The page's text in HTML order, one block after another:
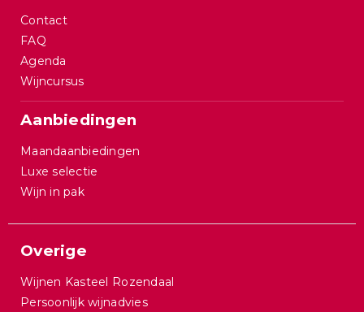
Contact
FAQ
Agenda
Wijncursus
Aanbiedingen
Maandaanbiedingen
Luxe selectie
Wijn in pak
Overige
Wijnen Kasteel Rozendaal
Persoonlijk wijnadvies